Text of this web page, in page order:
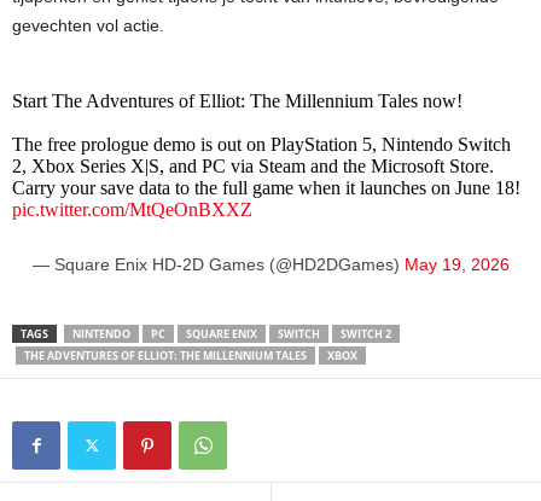
gevechten vol actie.
Start The Adventures of Elliot: The Millennium Tales now!
The free prologue demo is out on PlayStation 5, Nintendo Switch
2, Xbox Series X|S, and PC via Steam and the Microsoft Store.
Carry your save data to the full game when it launches on June 18!
pic.twitter.com/MtQeOnBXXZ
— Square Enix HD-2D Games (@HD2DGames) May 19, 2026
TAGS NINTENDO PC SQUARE ENIX SWITCH
SWITCH 2
THE ADVENTURES OF ELLIOT: THE MILLENNIUM TALES
XBOX